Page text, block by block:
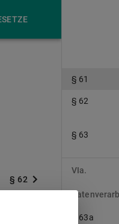
§ 62
§ 61
§ 62
§ 63
VIa.
§ 63a